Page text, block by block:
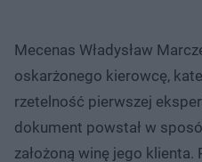
Mecenas Władysław
oskarżonego kierowcę,
rzetelność pierwszej
dokument powstał w
założoną winę jego